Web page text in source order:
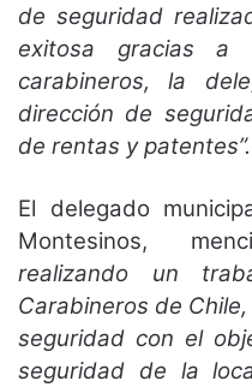
de seguridad
exitosa gracias a
carabineros, la
dirección de
de rentas y patentes”.
El delegado
Montesinos,
realizando un
Carabineros de
seguridad con el
seguridad de la